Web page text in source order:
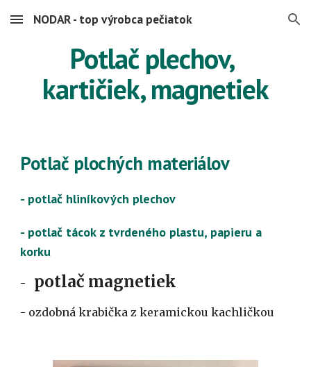
Skip to main content Skip to navigation
NODAR - top výrobca pečiatok
Potlač plechov,
kartičiek, magnetiek
Potlač plochých materiálov
- potlač hliníkových plechov
- potlač tácok z tvrdeného plastu, papieru a
korku
- potlač magnetiek
- ozdobná krabička z keramickou kachličkou